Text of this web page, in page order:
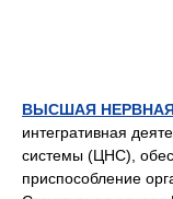
ВЫСШАЯ
интегративная
системы (ЦНС),
приспособление